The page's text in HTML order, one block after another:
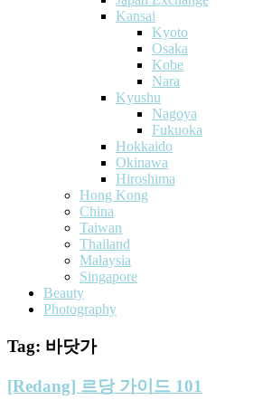
Kansai
Kyoto
Osaka
Kobe
Nara
Kyushu
Nagoya
Fukuoka
Hokkaido
Okinawa
Hiroshima
Hong Kong
China
Taiwan
Thailand
Malaysia
Singapore
Beauty
Photography
Tag: 바닷가
[Redang] 르당 가이드 101